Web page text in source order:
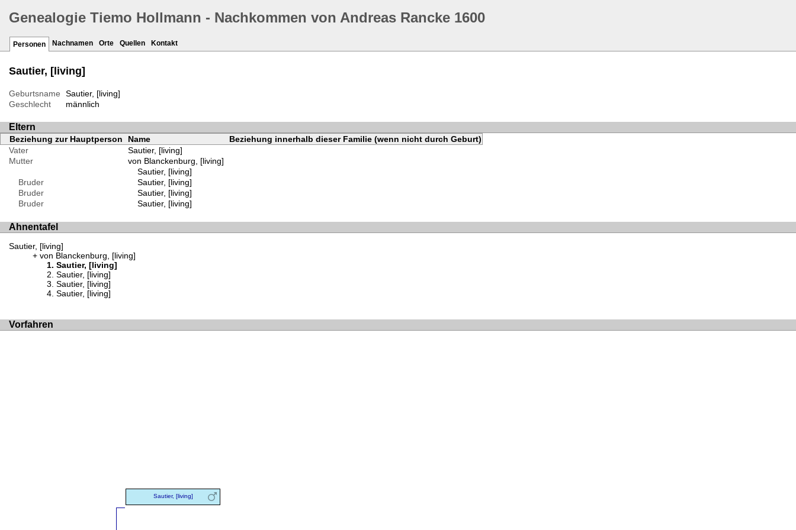
Genealogie Tiemo Hollmann - Nachkommen von Andreas Rancke 1600
Personen Nachnamen Orte Quellen Kontakt
Sautier, [living]
Geburtsname
Sautier, [living]
Geschlecht
männlich
Eltern
Beziehung zur Hauptperson Name
Beziehung innerhalb dieser Familie (wenn nicht durch Geburt)
Vater
Sautier, [living]
Mutter
von Blanckenburg, [living]
Sautier, [living]
Bruder
Sautier, [living]
Bruder
Sautier, [living]
Bruder
Sautier, [living]
Ahnentafel
Sautier, [living]
von Blanckenburg, [living]
Sautier, [living]
Sautier, [living]
Sautier, [living]
Sautier, [living]
Vorfahren
Sautier, [living]